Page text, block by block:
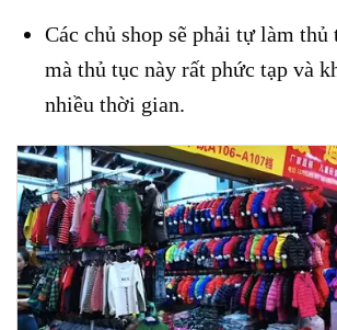
Các chủ shop sẽ phải tự làm thủ
mà thủ tục này rất phức tạp và
nhiều thời gian.